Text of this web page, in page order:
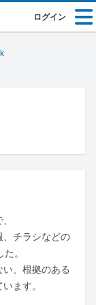
ログイン
、チラシなどの
。
、根拠のある
ます。